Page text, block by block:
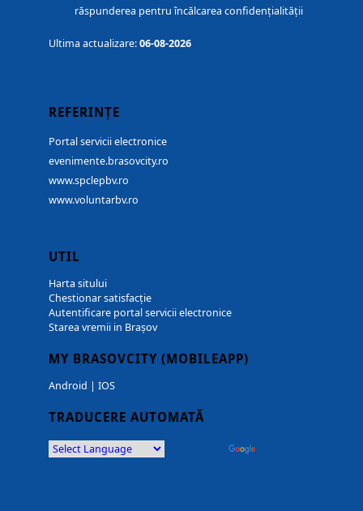
răspunderea pentru încălcarea confidențialității
Ultima actualizare:06-08-2026
REFERINȚE
Portal servicii electronice
evenimente.brasovcity.ro
www.spclepbv.ro
www.voluntarbv.ro
UTIL
Harta sitului
Chestionar satisfacție
Autentificare portal servicii electronice
Starea vremii in Brașov
MY BRASOVCITY (MOBILEAPP)
Android | IOS
TRADUCERE AUTOMATĂ